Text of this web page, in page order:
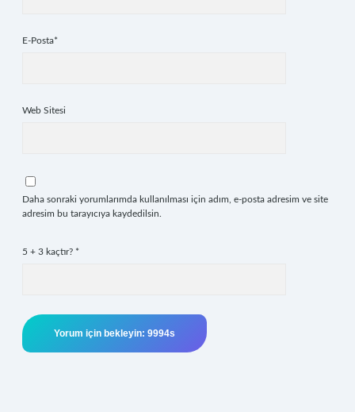
E-Posta*
Web Sitesi
Daha sonraki yorumlarımda kullanılması için adım, e-posta adresim ve site
adresim bu tarayıcıya kaydedilsin.
5 + 3 kaçtır? *